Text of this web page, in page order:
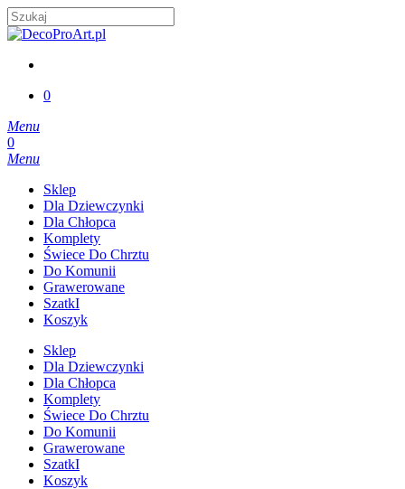
Skip
to
content
Close
0
Menu
account
0
Menu
Sklep
Dla Dziewczynki
Dla Chłopca
Komplety
Świece Do Chrztu
Do Komunii
Grawerowane
SzatkI
Koszyk
Sklep
Dla Dziewczynki
Dla Chłopca
Komplety
Świece Do Chrztu
Do Komunii
Grawerowane
SzatkI
Koszyk